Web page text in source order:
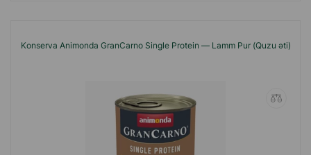
Konserva Animonda GranCarno Single Protein — Lamm Pur (Quzu əti)